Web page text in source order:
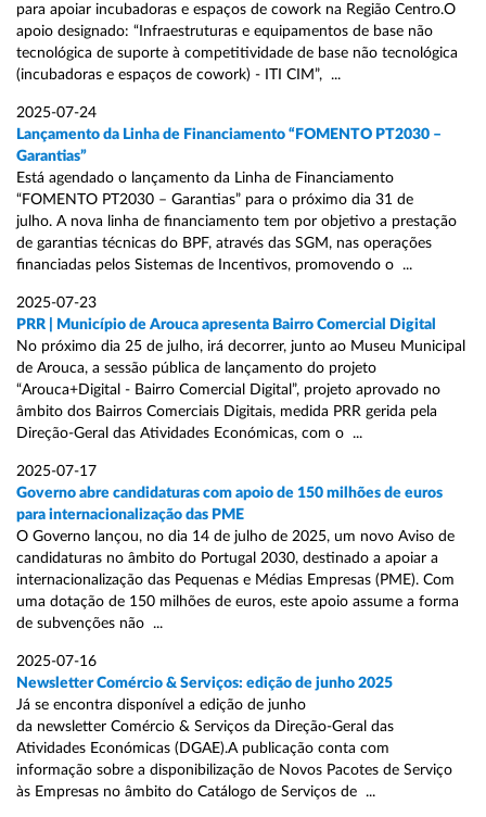
para apoiar incubadoras e espaços de cowork na Região Centro.O
apoio designado: “Infraestruturas e equipamentos de base não
tecnológica de suporte à competitividade de base não tecnológica
(incubadoras e espaços de cowork) - ITI CIM”, ...
2025-07-24
Lançamento da Linha de Financiamento “FOMENTO PT2030 –
Garantias”
Está agendado o lançamento da Linha de Financiamento
“FOMENTO PT2030 – Garantias” para o próximo dia 31 de
julho. A nova linha de financiamento tem por objetivo a prestação
de garantias técnicas do BPF, através das SGM, nas operações
financiadas pelos Sistemas de Incentivos, promovendo o ...
2025-07-23
PRR | Município de Arouca apresenta Bairro Comercial Digital
No próximo dia 25 de julho, irá decorrer, junto ao Museu Municipal
de Arouca, a sessão pública de lançamento do projeto
“Arouca+Digital - Bairro Comercial Digital”, projeto aprovado no
âmbito dos Bairros Comerciais Digitais, medida PRR gerida pela
Direção-Geral das Atividades Económicas, com o ...
2025-07-17
Governo abre candidaturas com apoio de 150 milhões de euros
para internacionalização das PME
O Governo lançou, no dia 14 de julho de 2025, um novo Aviso de
candidaturas no âmbito do Portugal 2030, destinado a apoiar a
internacionalização das Pequenas e Médias Empresas (PME). Com
uma dotação de 150 milhões de euros, este apoio assume a forma
de subvenções não ...
2025-07-16
Newsletter Comércio & Serviços: edição de junho 2025
Já se encontra disponível a edição de junho
da newsletter Comércio & Serviços da Direção-Geral das
Atividades Económicas (DGAE).A publicação conta com
informação sobre a disponibilização de Novos Pacotes de Serviço
às Empresas no âmbito do Catálogo de Serviços de ...